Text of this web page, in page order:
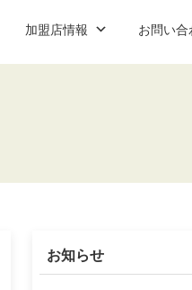
株主還元
加盟店情報 お問い合
お知らせ